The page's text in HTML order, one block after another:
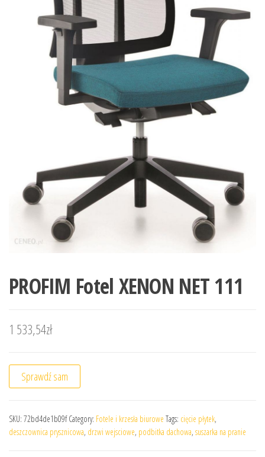
PROFIM Fotel XENON NET 111
1 533,54zł
Sprawdź sam
SKU: 72bd4de1b09f Category: Fotele i krzesła biurowe Tags: cięcie płytek,
deszczownica prysznicowa, drzwi wejsciowe, podbitka dachowa, suszarka na pranie